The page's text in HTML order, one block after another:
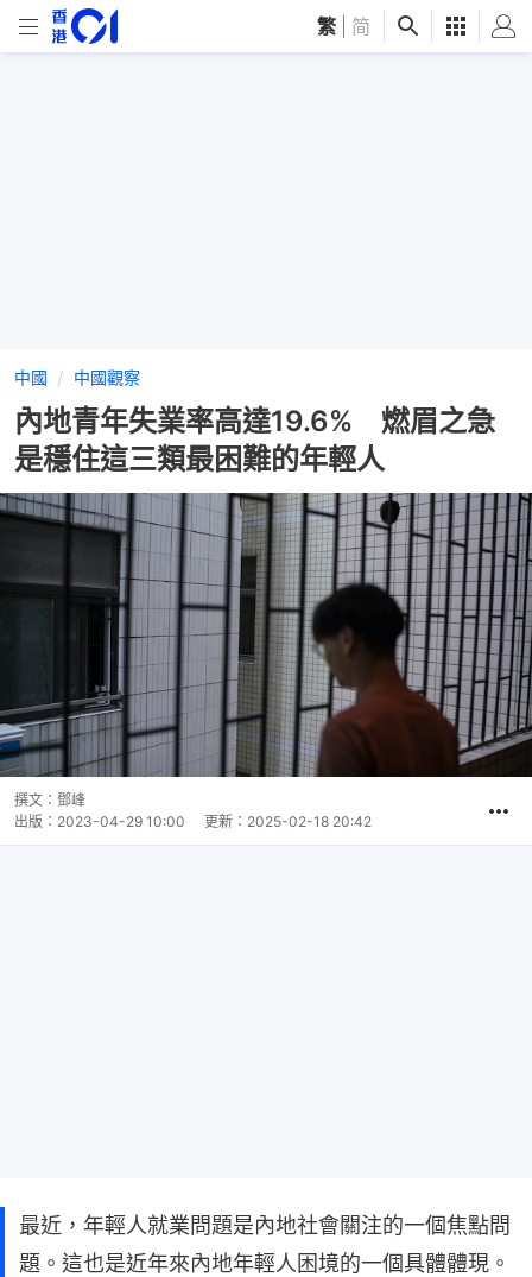
繁 简
中國 中國觀察
內地青年失業率高達19.6% 燃眉之急
是穩住這三類最困難的年輕人
撰文： 鄧峰
出版： 2023-04-29 10:00 更新： 2025-02-18 20:42
最近，年輕人就業問題是內地社會關注的一個焦點問
題。這也是近年來內地年輕人困境的一個具體體現。